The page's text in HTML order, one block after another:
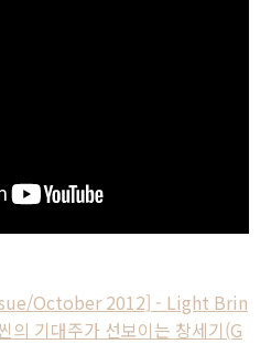
October 2012] - Light Brin
의 기대주가 선보이는 창세기(G